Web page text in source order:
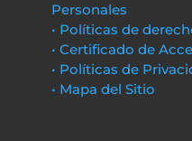
Personales
• Políticas de
• Certificado de
• Políticas de
• Mapa del Sitio